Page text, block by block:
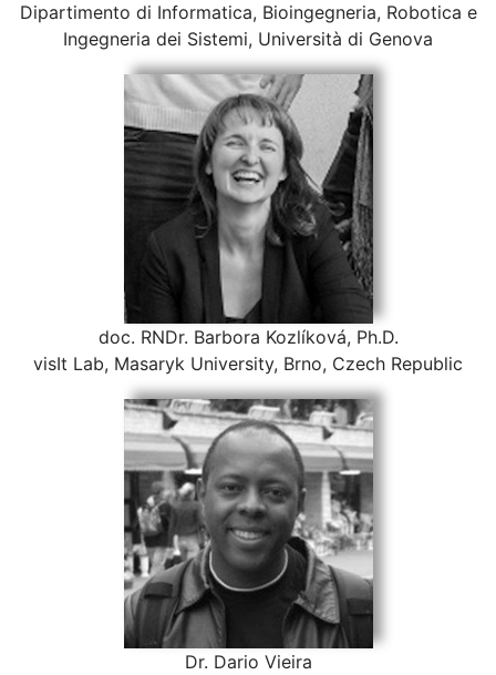
Dipartimento di Informatica, Bioingegneria, Robotica e
Ingegneria dei Sistemi, Università di Genova
doc. RNDr. Barbora Kozlíková, Ph.D.
visIt Lab, Masaryk University, Brno, Czech Republic
Dr. Dario Vieira